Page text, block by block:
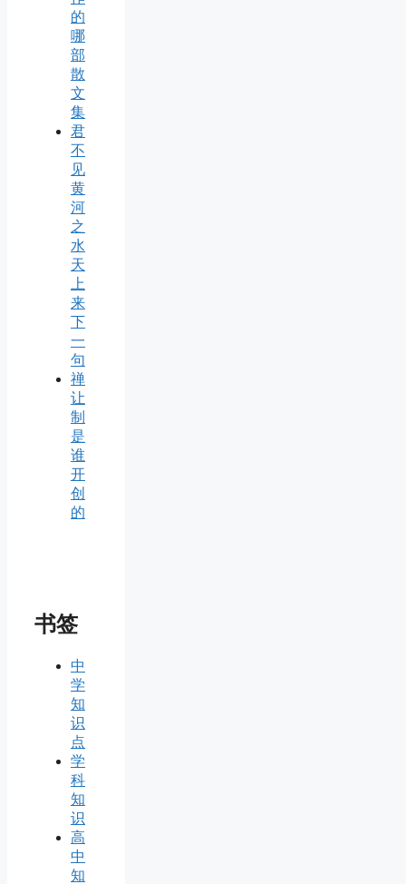
的
哪
部
散
文
集
君
不
见
黄
河
之
水
天
上
来
下
一
句
禅
让
制
是
谁
开
创
的
书签
中
学
知
识
点
学
科
知
识
高
中
知